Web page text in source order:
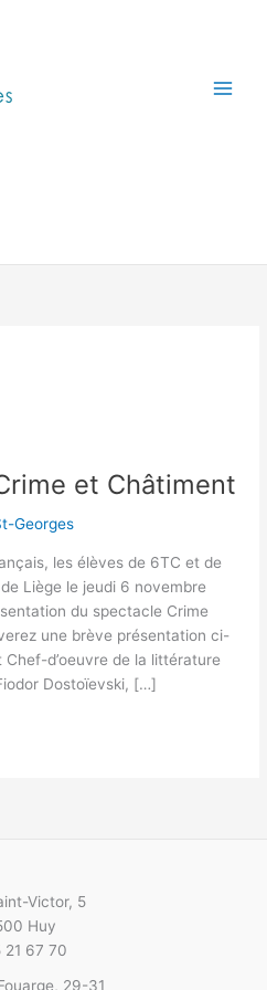
et Châtiment
Georges
les élèves de 6TC et de
Liège le jeudi 6 novembre
du spectacle Crime
une brève présentation ci-
d’oeuvre de la littérature
Dostoïevski, […]
Victor, 5
Huy
21 67 70
29-31